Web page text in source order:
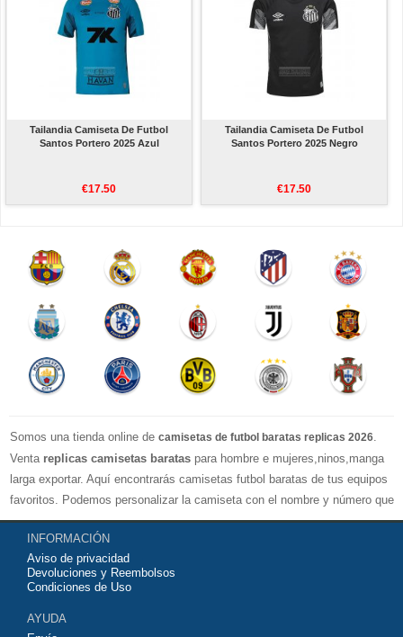
Tailandia Camiseta De Futbol
Santos Portero 2025 Azul
€17.50
Tailandia Camiseta De Futbol
Santos Portero 2025 Negro
€17.50
Somos una tienda online de camisetas de futbol baratas replicas 2026.
Venta replicas camisetas baratas para hombre e mujeres,ninos,manga
larga exportar. Aquí encontrarás camisetas futbol baratas de tus equipos
favoritos. Podemos personalizar la camiseta con el nombre y número que
quieras. Nuestrascamisetas de futbol replicasson de máxima calidad
tailandesa por lo que estamos convencidos que quedarás muy satisfecho
con ella. Estas camisetas tienen un tejido transpirable por lo que te
servirán para jugar al fútbol o simplemente para animar a tu equipo
contáctanos y haremos lo posible para conseguirtela lo más barata
INFORMACIÓN
Aviso de privacidad
Devoluciones y Reembolsos
Condiciones de Uso
AYUDA